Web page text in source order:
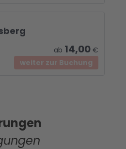
ab 14,00€
weiter zur Buchung